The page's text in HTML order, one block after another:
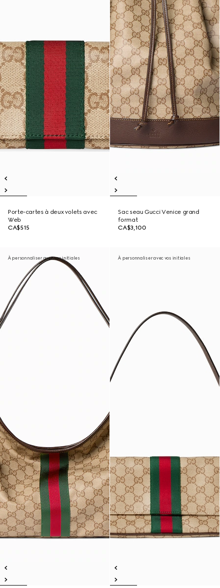
Porte-cartes à deux volets avec
Web
CA$515
Sac seau Gucci Venice grand
format
CA$3,100
À personnaliser avec vos initiales À personnaliser avec vos initiales